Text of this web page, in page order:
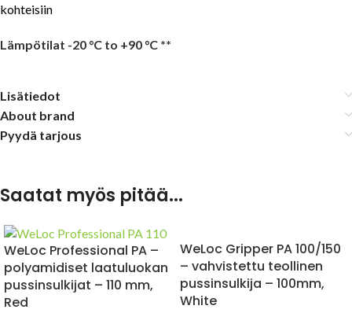
kohteisiin
Lämpötilat -20 °C to +90 °C **
Lisätiedot
About brand
Pyydä tarjous
Saatat myös pitää...
WeLoc Professional PA –
polyamidiset laatuluokan
pussinsulkijat – 110 mm,
Red
WeLoc Gripper PA 100/150
– vahvistettu teollinen
pussinsulkija – 100mm,
White